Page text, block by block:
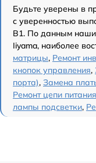
Будьте уверены в
с уверенностью
B1. По данным
Iiyama, наиболее
матрицы, Ремонт
кнопок управления,
порта), Замена
Ремонт цепи питания
лампы подсветки,